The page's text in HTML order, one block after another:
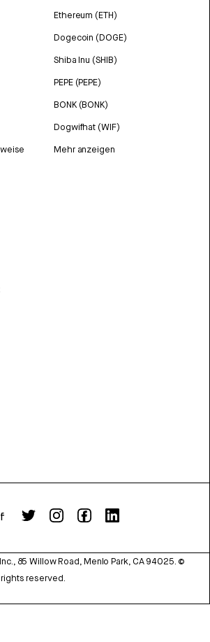
Ethereum (ETH)
Dogecoin (DOGE)
Shiba Inu (SHIB)
PEPE (PEPE)
BONK (BONK)
Dogwifhat (WIF)
Mehr anzeigen
85 Willow Road, Menlo Park, CA 94025. ©
reserved.